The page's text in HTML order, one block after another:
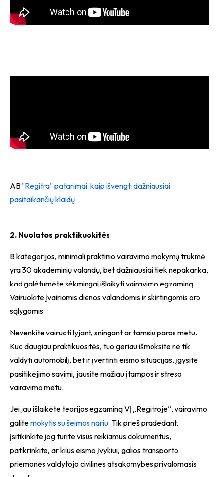
AB "Regitra"patarimai, kaip išvengti dažniausiai
pasitaikančių klaidų
2. Nuolatos praktikuokitės
B kategorijos, minimali praktinio vairavimo mokymų trukmė
yra 30 akademinių valandų, bet dažniausiai tiek nepakanka,
kad galėtumėte sėkmingai išlaikyti vairavimo egzaminą.
Vairuokite įvairiomis dienos valandomis ir skirtingomis oro
sąlygomis.
Nevenkite vairuoti lyjant, sningant ar tamsiu paros metu.
Kuo daugiau praktikuositės, tuo geriau išmoksite ne tik
valdyti automobilį, bet ir įvertinti eismo situacijas, įgysite
pasitikėjimo savimi, jausite mažiau įtampos ir streso
vairavimo metu.
Jei jau išlaikėte teorijos egzaminą VĮ „Regitroje“, vairavimo
galitemokytis su šeimos nariu. Tik prieš pradedant,
įsitikinkite jog turite visus reikiamus dokumentus,
patikrinkite, ar kilus eismo įvykiui, galios transporto
priemonės valdytojo civilines atsakomybes privalomasis